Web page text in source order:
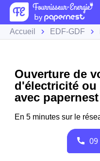
Accueil EDF-GDF